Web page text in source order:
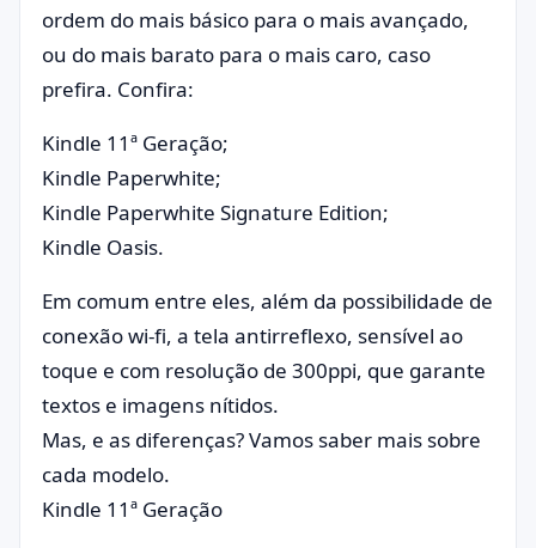
ordem do mais básico para o mais avançado,
ou do mais barato para o mais caro, caso
prefira. Confira:
Kindle 11ª Geração;
Kindle Paperwhite;
Kindle Paperwhite Signature Edition;
Kindle Oasis.
Em comum entre eles, além da possibilidade de
conexão wi-fi, a tela antirreflexo, sensível ao
toque e com resolução de 300ppi, que garante
textos e imagens nítidos.
Mas, e as diferenças? Vamos saber mais sobre
cada modelo.
Kindle 11ª Geração